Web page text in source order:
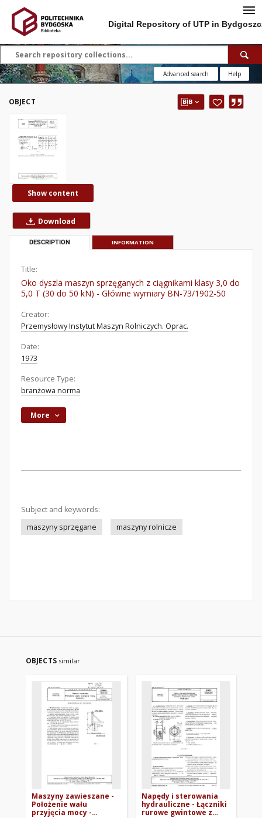
Digital Repository of UTP in
Advanced search Help
OBJECT
Show content
Download
DESCRIPTION INFORMATION
Title:
Oko dyszla maszyn sprzęganych z ciągnikami klasy 3,0 do
5,0 T (30 do 50 kN) - Główne wymiary BN-73/1902-50
Creator:
Przemysłowy Instytut Maszyn Rolniczych. Oprac.
Date:
1973
Resource Type:
branżowa norma
More
Subject and keywords:
maszyny sprzęgane
maszyny rolnicze
OBJECTS similar
Maszyny zawieszane -
Położenie wału
przyjęcia mocy -
Napędy i sterowania
hydrauliczne - Łączniki
rurowe gwintowe z